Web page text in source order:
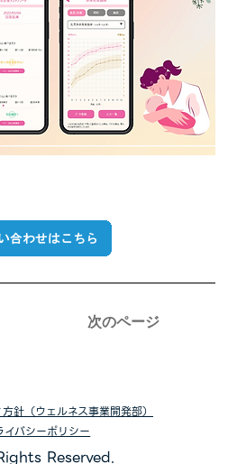
次のページ
Reserved.
針（ウェルネス事業開発部）
イバシーポリシー